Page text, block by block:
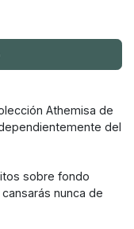
Athemisa de
del
sobre fondo
nunca de